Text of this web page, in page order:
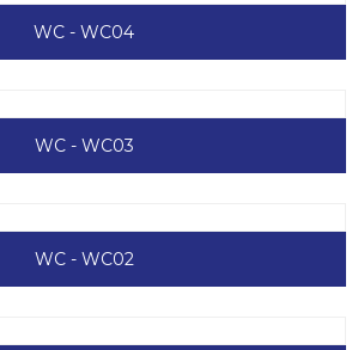
WC - WC04
WC - WC03
WC - WC02